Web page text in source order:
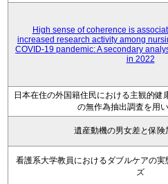
High sense of coherence is
increased research activity among
COVID-19 pandemic: A secondary
in 2022
日本在住の外国籍住民における主観的
の無作為抽出調査を用
遺産動機の男女差と保険
看護系大学教員におけるダブルケアの
ズ